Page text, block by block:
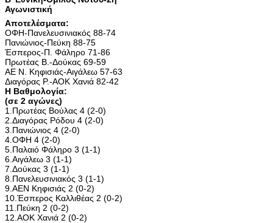
Αγωνιστική
Αποτελέσματα:
ΟΦΗ-Πανελευσινιακός 88-74
Πανιώνιος-Πεύκη 88-75
Έσπερος-Π. Φάληρο 71-86
Πρωτέας Β.-Δούκας 69-59
ΑΕ Ν. Κηφισιάς-Αιγάλεω 57-63
Διαγόρας Ρ.-ΑΟΚ Χανιά 82-42
Η Βαθμολογία:
(σε 2 αγώνες)
1.Πρωτέας Βούλας 4 (2-0)
2.Διαγόρας Ρόδου 4 (2-0)
3.Πανιώνιος 4 (2-0)
4.ΟΦΗ 4 (2-0)
5.Παλαιό Φάληρο 3 (1-1)
6.Αιγάλεω 3 (1-1)
7.Δούκας 3 (1-1)
8.Πανελευσινιακός 3 (1-1)
9.ΑΕΝ Κηφισιάς 2 (0-2)
10.Έσπερος Καλλιθέας 2 (0-2)
11.Πεύκη 2 (0-2)
12.ΑΟΚ Χανιά 2 (0-2)